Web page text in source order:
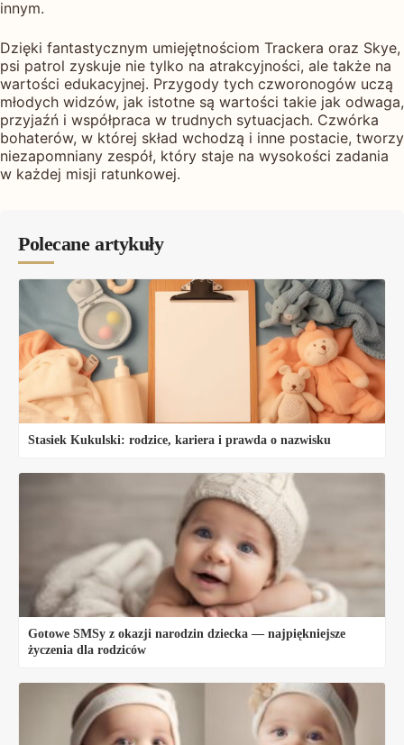
innym.
Dzięki fantastycznym umiejętnościom Trackera oraz Skye,
psi patrol zyskuje nie tylko na atrakcyjności, ale także na
wartości edukacyjnej. Przygody tych czworonogów uczą
młodych widzów, jak istotne są wartości takie jak odwaga,
przyjaźń i współpraca w trudnych sytuacjach. Czwórka
bohaterów, w której skład wchodzą i inne postacie, tworzy
niezapomniany zespół, który staje na wysokości zadania
w każdej misji ratunkowej.
Polecane artykuły
Stasiek Kukulski: rodzice, kariera i prawda o nazwisku
Gotowe SMSy z okazji narodzin dziecka — najpiękniejsze
życzenia dla rodziców